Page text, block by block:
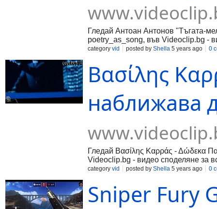
Гледай Антоан Антонов "Тъгата-
poetry_as_song, във Videoclip.bg -
category vid posted by Shella 5 years ago 0
Βασίλης
наближава
Гледай Βασίλης Καρράς - Δώδεκα
Videoclip.bg - видео споделяне за
category vid posted by Shella 5 years ago 0
Sniper Fury